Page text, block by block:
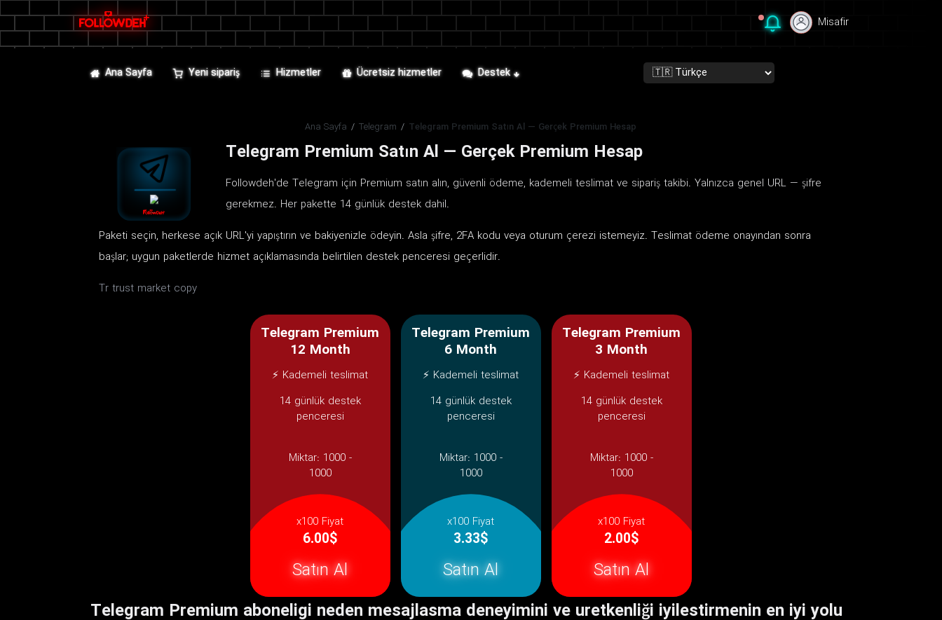
Misafir
Ana Sayfa Yeni sipariş Hizmetler Ücretsiz hizmetler Destek
Ana Sayfa / Telegram / Telegram Premium Satın Al — Gerçek Premium Hesap
Telegram Premium Satın Al — Gerçek Premium Hesap
Followdeh'de Telegram için Premium satın alın, güvenli ödeme, kademeli teslimat ve sipariş takibi. Yalnızca genel URL — şifre
gerekmez. Her pakette 14 günlük destek dahil.
Paketi seçin, herkese açık URL'yi yapıştırın ve bakiyenizle ödeyin. Asla şifre, 2FA kodu veya oturum çerezi istemeyiz. Teslimat ödeme onayından sonra
başlar; uygun paketlerde hizmet açıklamasında belirtilen destek penceresi geçerlidir.
Tr trust market copy
Telegram Premium
12 Month
⚡ Kademeli teslimat
14 günlük destek
penceresi
Miktar: 1000 -
1000
x100 Fiyat
6.00$
Satın Al
Telegram Premium
6 Month
⚡ Kademeli teslimat
14 günlük destek
penceresi
Miktar: 1000 -
1000
x100 Fiyat
3.33$
Satın Al
Telegram Premium
3 Month
⚡ Kademeli teslimat
14 günlük destek
penceresi
Miktar: 1000 -
1000
x100 Fiyat
2.00$
Satın Al
Telegram Premium aboneligi neden mesajlasma deneyimini ve uretkenliği iyilestirmenin en iyi yolu